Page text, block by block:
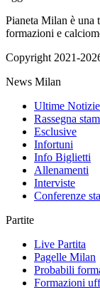
Pianeta Milan è una
formazioni e
Copyright 2021-
News Milan
Ultime Notizie
Rassegna
Esclusive
Infortuni
Info Biglietti
Allenamenti
Interviste
Conferenze
Partite
Live Partita
Pagelle Milan
Probabili
Formazioni